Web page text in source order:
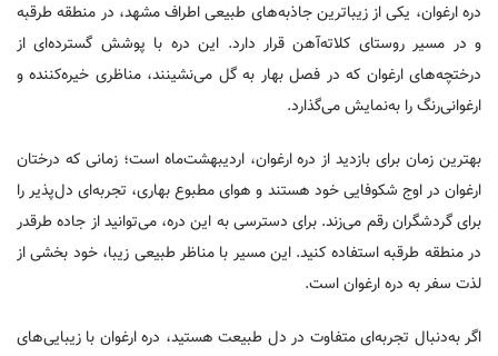
دره ارغوان، یکی از زیباترین جاذبه‌های طبیعی اطراف مشهد، در منطقه طرقبه
و در مسیر روستای کلاته‌آهن قرار دارد. این دره با پوشش گسترده‌ای از
درختچه‌های ارغوان که در فصل بهار به گل می‌نشینند، مناظری خیره‌کننده و
ارغوانی‌رنگ را به‌نمایش می‌گذارد.
بهترین زمان برای بازدید از دره ارغوان، اردیبهشت‌ماه است؛ زمانی که درختان
ارغوان در اوج شکوفایی خود هستند و هوای مطبوع بهاری، تجربه‌ای دل‌پذیر را
برای گردشگران رقم می‌زند. برای دسترسی به این دره، می‌توانید از جاده طرقدر
در منطقه طرقبه استفاده کنید. این مسیر با مناظر طبیعی زیبا، خود بخشی از
لذت سفر به دره ارغوان است.
اگر به‌دنبال تجربه‌ای متفاوت در دل طبیعت هستید، دره ارغوان با زیبایی‌های